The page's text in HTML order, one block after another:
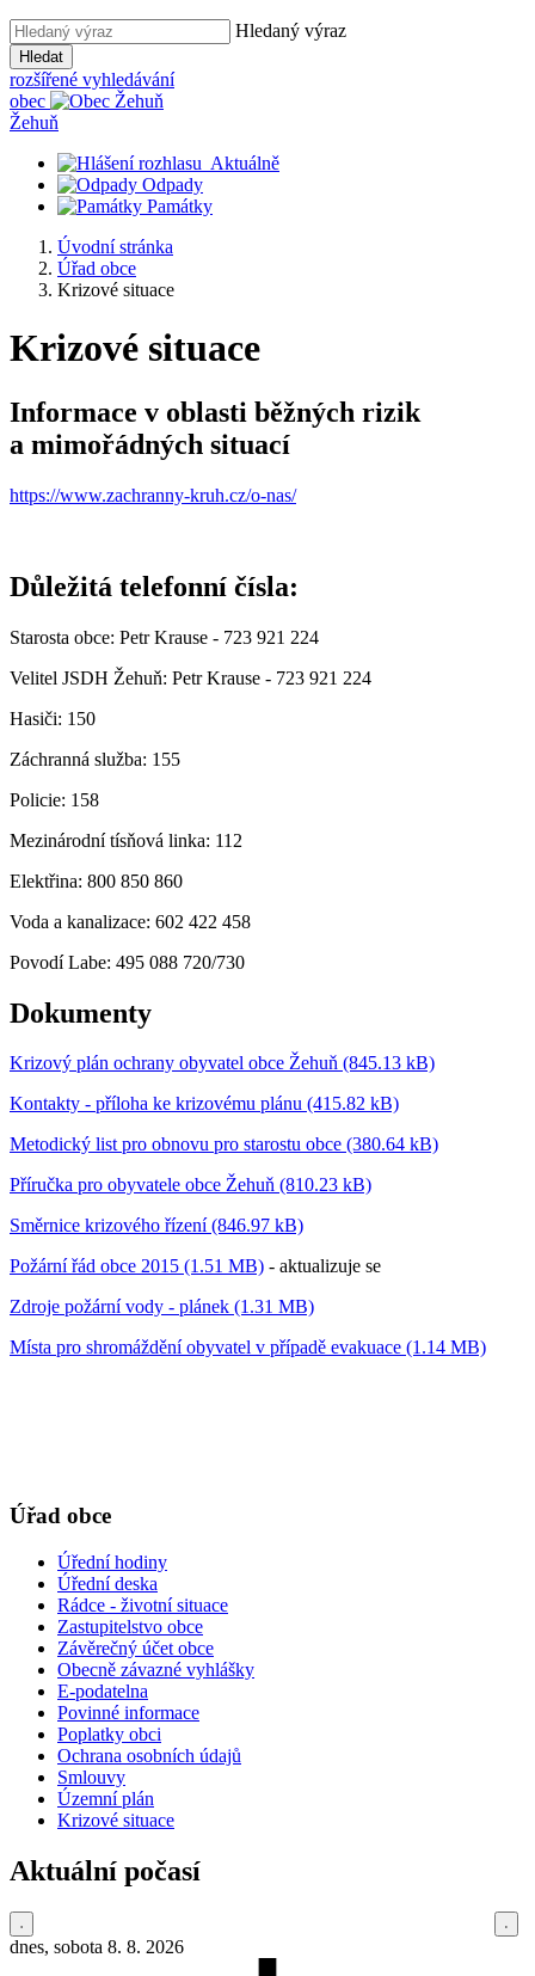
Hledaný výraz
Hledat
rozšířené vyhledávání
obec
Žehuň
Aktuálně
Odpady
Památky
Úvodní stránka
Úřad obce
Krizové situace
Krizové situace
Informace v oblasti běžných rizik
a mimořádných situací
https://www.zachranny-kruh.cz/o-nas/
Důležitá telefonní čísla:
Starosta obce: Petr Krause - 723 921 224
Velitel JSDH Žehuň: Petr Krause - 723 921 224
Hasiči: 150
Záchranná služba: 155
Policie: 158
Mezinárodní tísňová linka: 112
Elektřina: 800 850 860
Voda a kanalizace: 602 422 458
Povodí Labe: 495 088 720/730
Dokumenty
Krizový plán ochrany obyvatel obce Žehuň (845.13 kB)
Kontakty - příloha ke krizovému plánu (415.82 kB)
Metodický list pro obnovu pro starostu obce (380.64 kB)
Příručka pro obyvatele obce Žehuň (810.23 kB)
Směrnice krizového řízení (846.97 kB)
Požární řád obce 2015 (1.51 MB) - aktualizuje se
Zdroje požární vody - plánek (1.31 MB)
Místa pro shromáždění obyvatel v případě evakuace (1.14 MB)
Úřad obce
Úřední hodiny
Úřední deska
Rádce - životní situace
Zastupitelstvo obce
Závěrečný účet obce
Obecně závazné vyhlášky
E-podatelna
Povinné informace
Poplatky obci
Ochrana osobních údajů
Smlouvy
Územní plán
Krizové situace
Aktuální počasí
dnes, sobota 8. 8. 2026